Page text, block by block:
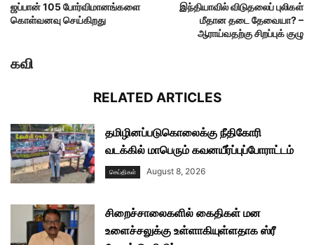
ஜப்பான் 105 போர்விமானங்களை
கொள்வனவு செய்கிறது
இந்தியாவில் விடுதலைப் புலிகள்
மீதான தடை தேவையா? –
ஆராய்வதற்கு சிறப்புக் குழு
கவி
RELATED ARTICLES
தமிழினப்படுகொலைக்கு நீதிகோரி
வடக்கில் மாபெரும் கவனயீர்ப்புப்போராட்டம்
செய்திகள் August 8, 2026
சிறைச்சாலைகளில் கைதிகள் மன
உளைச்சலுக்கு உள்ளாகியுள்ளதாக ஸ்ரீ